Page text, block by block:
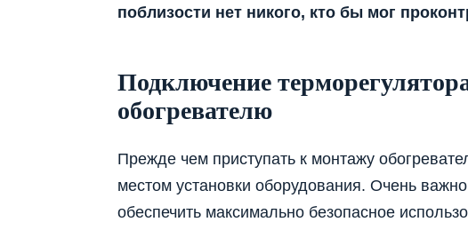
поблизости нет никого, кто бы мог
Подключение
обогревателю
Прежде чем приступать к монтажу
местом установки оборудования. Очень
обеспечить максимально безопасное